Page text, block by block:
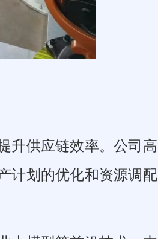
升供应链效率。公司高
计划的优化和资源调配